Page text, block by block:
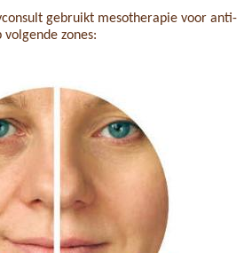
gebruikt mesotherapie voor anti-
zones: